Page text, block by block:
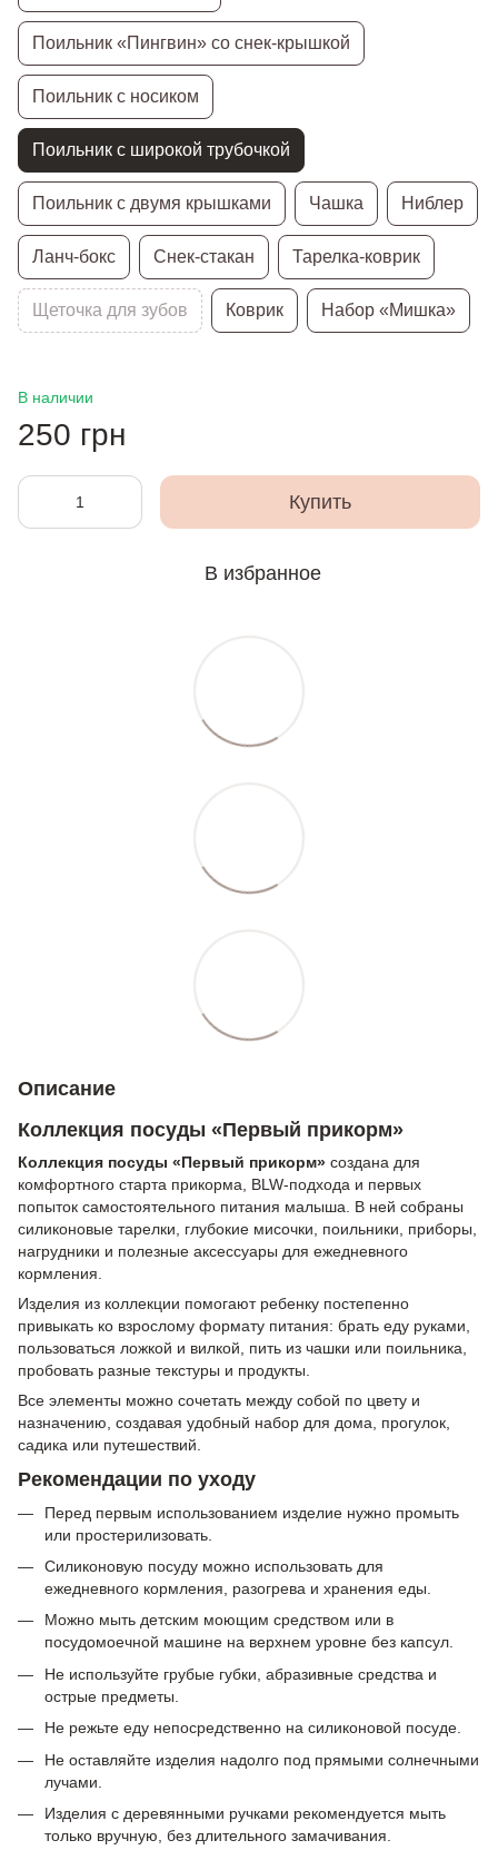
Поильник «Пингвин» со снек-крышкой
Поильник с носиком
Поильник с широкой трубочкой
Поильник с двумя крышками Чашка Ниблер
Ланч-бокс Снек-стакан Тарелка-коврик
Щеточка для зубов Коврик Набор «Мишка»
В наличии
250 грн
Купить
В избранное
Описание
Коллекция посуды «Первый прикорм»
Коллекция посуды «Первый прикорм» создана для
комфортного старта прикорма, BLW-подхода и первых
попыток самостоятельного питания малыша. В ней собраны
силиконовые тарелки, глубокие мисочки, поильники, приборы,
нагрудники и полезные аксессуары для ежедневного
кормления.
Изделия из коллекции помогают ребенку постепенно
привыкать ко взрослому формату питания: брать еду руками,
пользоваться ложкой и вилкой, пить из чашки или поильника,
пробовать разные текстуры и продукты.
Все элементы можно сочетать между собой по цвету и
назначению, создавая удобный набор для дома, прогулок,
садика или путешествий.
Рекомендации по уходу
Перед первым использованием изделие нужно промыть
или простерилизовать.
Силиконовую посуду можно использовать для
ежедневного кормления, разогрева и хранения еды.
Можно мыть детским моющим средством или в
посудомоечной машине на верхнем уровне без капсул.
Не используйте грубые губки, абразивные средства и
острые предметы.
Не режьте еду непосредственно на силиконовой посуде.
Не оставляйте изделия надолго под прямыми солнечными
лучами.
Изделия с деревянными ручками рекомендуется мыть
только вручную, без длительного замачивания.